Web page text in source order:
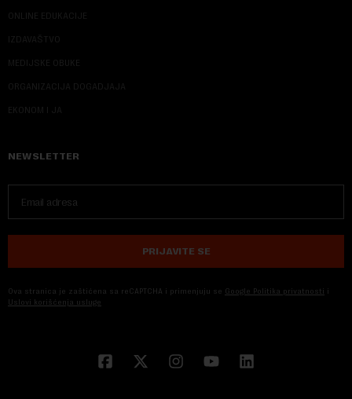
ONLINE EDUKACIJE
IZDAVAŠTVO
MEDIJSKE OBUKE
ORGANIZACIJA DOGADJAJA
EKONOM I JA
NEWSLETTER
PRIJAVITE SE
Ova stranica je zaštićena sa reCAPTCHA i primenjuju se Google Politika privatnosti i
Uslovi korišćenja usluge